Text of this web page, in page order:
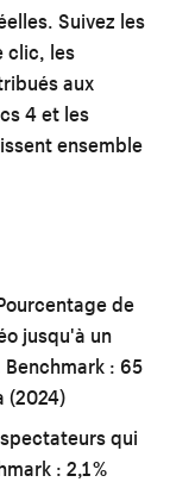
Suivez les
clic, les
aux
4 et les
ensemble
de
jusqu'à un
Benchmark : 65
(2024)
qui
: 2,1 %